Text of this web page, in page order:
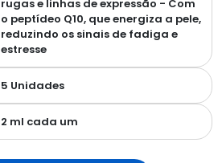
rugas e linhas de expressão - Com
o peptídeo Q10, que energiza a pele,
reduzindo os sinais de fadiga e
estresse
5 Unidades
2 ml cada um